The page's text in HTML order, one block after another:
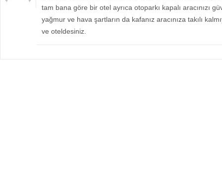
tam bana göre bir otel ayrıca otoparkı kapalı aracınızı
yağmur ve hava şartların da kafanız aracınıza takılı
ve oteldesiniz.